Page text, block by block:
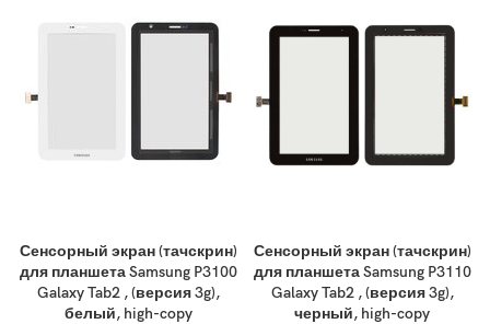
Сенсорный экран (тачскрин)
для планшета Samsung P3100
Galaxy Tab2 , (версия 3g),
белый, high-copy
Сенсорный экран (тачскрин)
для планшета Samsung P3110
Galaxy Tab2 , (версия 3g),
черный, high-copy